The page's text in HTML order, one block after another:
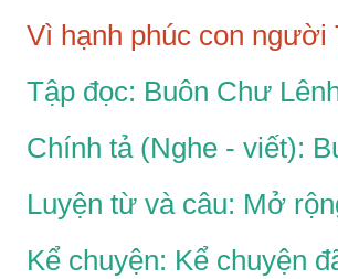
Vì hạnh phúc con người
Tập đọc: Buôn Chư
Chính tả (Nghe - viết):
Luyện từ và câu: Mở
Kể chuyện: Kể chuyện